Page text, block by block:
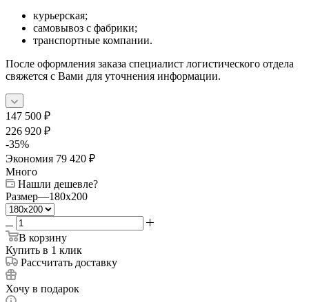
курьерская;
самовывоз с фабрики;
транспортные компании.
После оформления заказа специалист логистического отдела
свяжется с Вами для уточнения информации.
147 500 ₽
226 920 ₽
-35%
Экономия 79 420 ₽
Много
Нашли дешевле?
Размер—180x200
В корзину
Купить в 1 клик
Рассчитать доставку
Хочу в подарок